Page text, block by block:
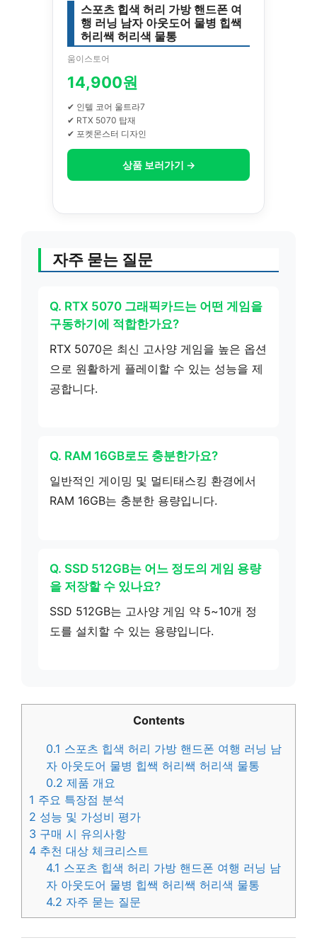
스포츠 힙색 허리 가방 핸드폰 여
행 러닝 남자 아웃도어 물병 힙쌕
허리쌕 허리색 물통
움이스토어
14,900원
✔ 인텔 코어 울트라7
✔ RTX 5070 탑재
✔ 포켓몬스터 디자인
상품 보러가기 →
자주 묻는 질문
Q. RTX 5070 그래픽카드는 어떤 게임을
구동하기에 적합한가요?
RTX 5070은 최신 고사양 게임을 높은 옵션
으로 원활하게 플레이할 수 있는 성능을 제
공합니다.
Q. RAM 16GB로도 충분한가요?
일반적인 게이밍 및 멀티태스킹 환경에서
RAM 16GB는 충분한 용량입니다.
Q. SSD 512GB는 어느 정도의 게임 용량
을 저장할 수 있나요?
SSD 512GB는 고사양 게임 약 5~10개 정
도를 설치할 수 있는 용량입니다.
Contents
0.1 스포츠 힙색 허리 가방 핸드폰 여행 러닝 남
자 아웃도어 물병 힙쌕 허리쌕 허리색 물통
0.2 제품 개요
1 주요 특장점 분석
2 성능 및 가성비 평가
3 구매 시 유의사항
4 추천 대상 체크리스트
4.1 스포츠 힙색 허리 가방 핸드폰 여행 러닝 남
자 아웃도어 물병 힙쌕 허리쌕 허리색 물통
4.2 자주 묻는 질문